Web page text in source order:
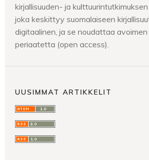
kirjallisuuden- ja kulttuurintutkimuksen
joka keskittyy suomalaiseen
digitaalinen, ja se noudattaa
periaatetta (open access).
UUSIMMAT ARTIKKELIT